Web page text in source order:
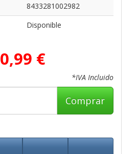
8433281002982
Disponible
0,99 €
*IVA Incluido
Comprar